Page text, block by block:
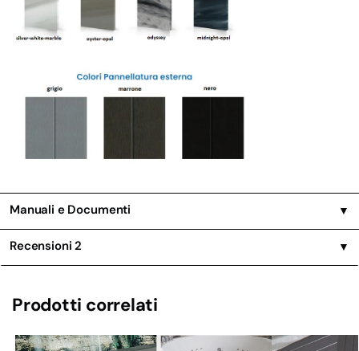
Manuali e Documenti ▼
Recensioni2 ▼
Prodotti correlati